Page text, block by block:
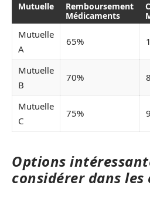
Mutuelle
Remboursement
Médicaments
Mutuelle
A
65%
Mutuelle
B
70%
Mutuelle
C
75%
Options
considérer dans